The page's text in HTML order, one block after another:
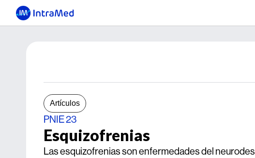
Artículos
PNIE 23
Esquizofrenias
Las esquizofrenias son enfermedades del